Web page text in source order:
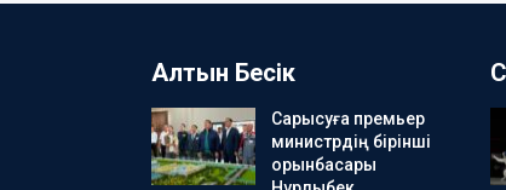
Алтын Бесік
Сарысуға премьер
министрдің бірінші
орынбасары